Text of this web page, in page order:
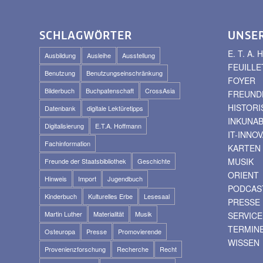
SCHLAGWÖRTER
Ausbildung Ausleihe
Ausstellung
Benutzung
Benutzungseinschränkung
Bilderbuch
Buchpatenschaft
CrossAsia
Datenbank
digitale Lektüretipps
Digitalisierung
E.T.A. Hoffmann
Fachinformation
Freunde der Staatsbibliothek
Geschichte
Hinweis
Import
Jugendbuch
Kinderbuch
Kulturelles Erbe
Lesesaal
Martin Luther
Materialität
Musik
Osteuropa
Presse
Promovierende
Provenienzforschung
Recherche
Recht
E. T. A.
FOYER
IT-
KARTEN
MUSIK
ORIENT
PRESSE
SERVICE
WISSEN